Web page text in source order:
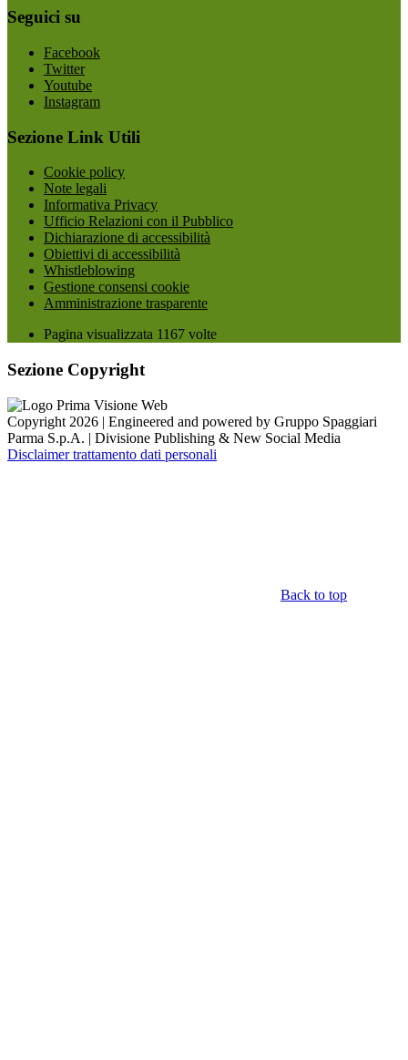
Seguici su
Facebook
Twitter
Youtube
Instagram
Sezione Link Utili
Cookie policy
Note legali
Informativa Privacy
Ufficio Relazioni con il Pubblico
Dichiarazione di accessibilità
Obiettivi di accessibilità
Whistleblowing
Gestione consensi cookie
Amministrazione trasparente
Pagina visualizzata 1167 volte
Sezione Copyright
Copyright 2026 | Engineered and powered by Gruppo Spaggiari
Parma S.p.A. | Divisione Publishing & New Social Media
Disclaimer trattamento dati personali
Back to top